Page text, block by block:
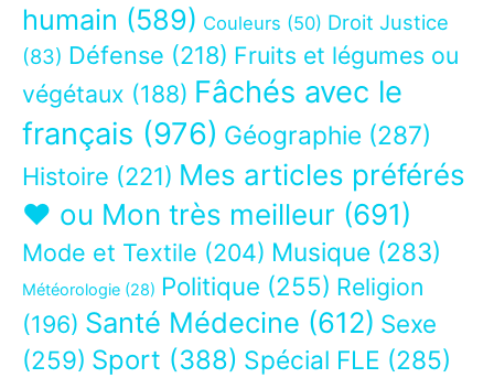
humain (589) Couleurs (50) Droit Justice
(83) Défense (218) Fruits et légumes ou
végétaux (188) Fâchés avec le
français (976) Géographie (287)
Histoire (221) Mes articles préférés
❤ ou Mon très meilleur (691)
Mode et Textile (204) Musique (283)
Météorologie (28) Politique (255) Religion
(196) Santé Médecine (612) Sexe
(259) Sport (388) Spécial FLE (285)